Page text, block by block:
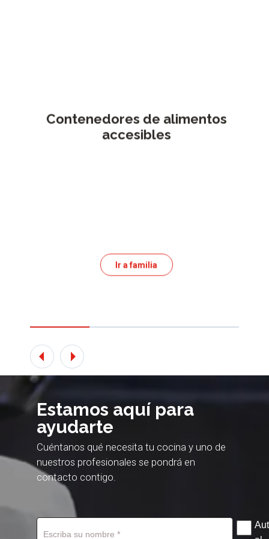
accesibles
Estamos aquí para
ayudarte
Cuéntanos qué necesita tu cocina y uno de
nuestros profesionales se pondrá en
contacto contigo.